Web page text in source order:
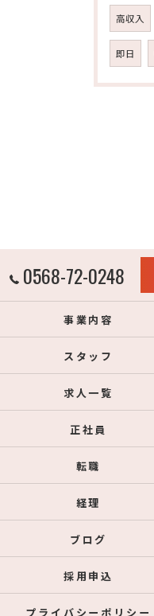
高収入
即日
0568-72-0248
事業内容
スタッフ
求人一覧
正社員
転職
経理
ブログ
採用申込
プライバシーポリシー